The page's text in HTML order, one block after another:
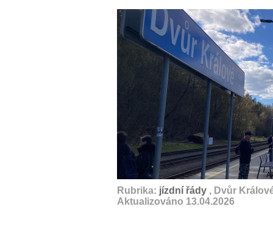
Rubrika: jízdní řády , Dvůr
Aktualizováno 13.04.2026